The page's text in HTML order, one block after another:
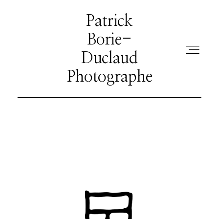
Patrick
Borie-
Duclaud
Photographe
Patrick Borie-
Duclaud
Photographe
COURBES